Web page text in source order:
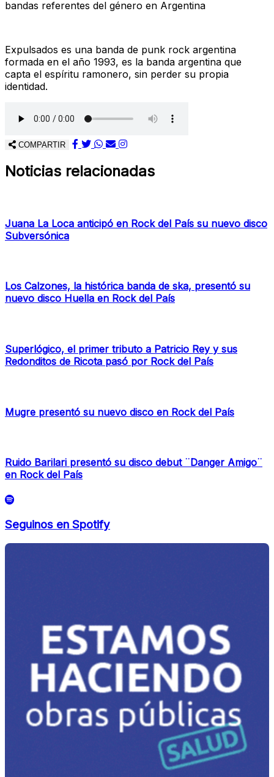
bandas referentes del género en Argentina
Expulsados es una banda de punk rock argentina
formada en el año 1993, es la banda argentina que
capta el espíritu ramonero, sin perder su propia
identidad.
COMPARTIR
Noticias relacionadas
Juana La Loca anticipó en Rock del País su nuevo disco
Subversónica
Los Calzones, la histórica banda de ska, presentó su
nuevo disco Huella en Rock del País
Superlógico, el primer tributo a Patricio Rey y sus
Redonditos de Ricota pasó por Rock del País
Mugre presentó su nuevo disco en Rock del País
Ruido Barilari presentó su disco debut ¨Danger Amigo¨
en Rock del País
Seguinos en Spotify